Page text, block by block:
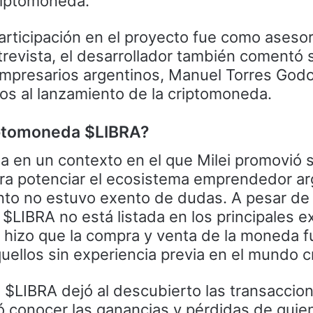
en el proyecto fue como
el desarrollador también comentó
argentinos, Manuel Torres
al lanzamiento de la criptomoneda.
$LIBRA?
en un contexto en el que Milei promovió
potenciar el ecosistema emprendedor
no estuvo exento de dudas. A pesar
no está listada en los principales
que la compra y venta de la moneda
sin experiencia previa en el mundo
dejó al descubierto las